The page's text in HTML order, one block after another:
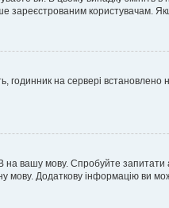
зареєстрованим користувачам.
на сервері
вашу мову. Спробуйте
мову. Додаткову інформацію ви